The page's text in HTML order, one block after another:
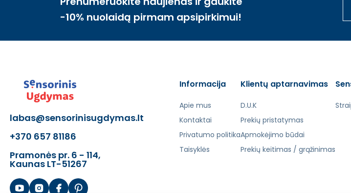
-10% nuolaidą pirmam apsipirkimui!
labas@sensorinisugdymas.lt
+370 657 81186
Pramonės pr. 6 - 114,
Kaunas LT-51267
Informacija
Apie mus
Kontaktai
Privatumo politika
Taisyklės
Klientų aptarnavimas
D.U.K
Prekių pristatymas
Apmokėjimo būdai
Prekių keitimas / grąžinimas